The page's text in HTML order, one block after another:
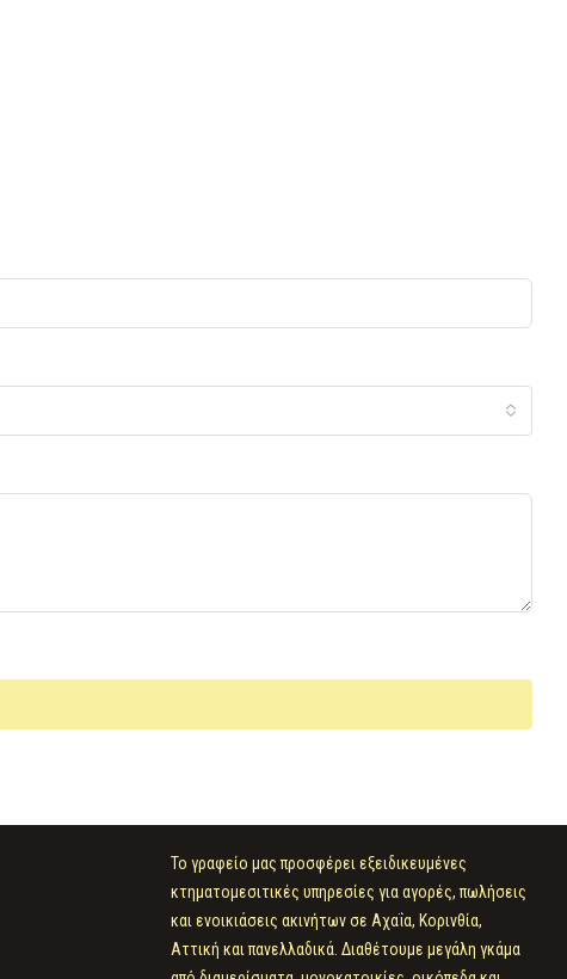
Το γραφείο μας προσφέρει εξειδικευμένες
κτηματομεσιτικές υπηρεσίες για αγορές, πωλήσεις
και ενοικιάσεις ακινήτων σε Αχαΐα, Κορινθία,
Αττική και πανελλαδικά. Διαθέτουμε μεγάλη γκάμα